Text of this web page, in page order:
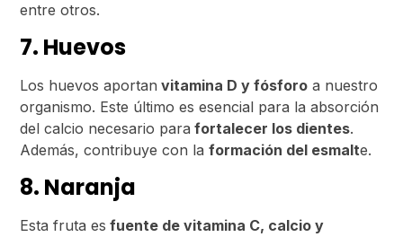
entre otros.
7. Huevos
Los huevos aportan vitamina D y fósforo a nuestro
organismo. Este último es esencial para la absorción
del calcio necesario para fortalecer los dientes.
Además, contribuye con laformación del esmalte.
8. Naranja
Esta fruta es fuente de vitamina C, calcio y